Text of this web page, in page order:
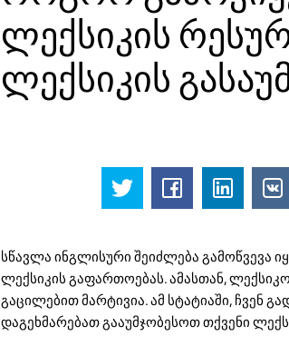
ლექსიკის
ლექსიკის
სწავლა ინგლისური შეიძლება გამოწვევა
ლექსიკის გაფართოებას. ამასთან,
გაცილებით მარტივია. ამ სტატიაში, ჩვენ
დაგეხმარებათ გააუმჯობესოთ თქვენი